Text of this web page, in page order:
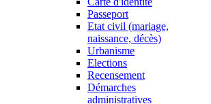
Passeport
Etat civil (mariage,
naissance, décès)
Urbanisme
Elections
Recensement
Démarches
administratives